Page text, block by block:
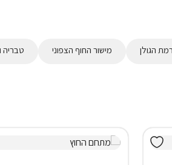
רמת הגולן מישור החוף הצפוני טבריה